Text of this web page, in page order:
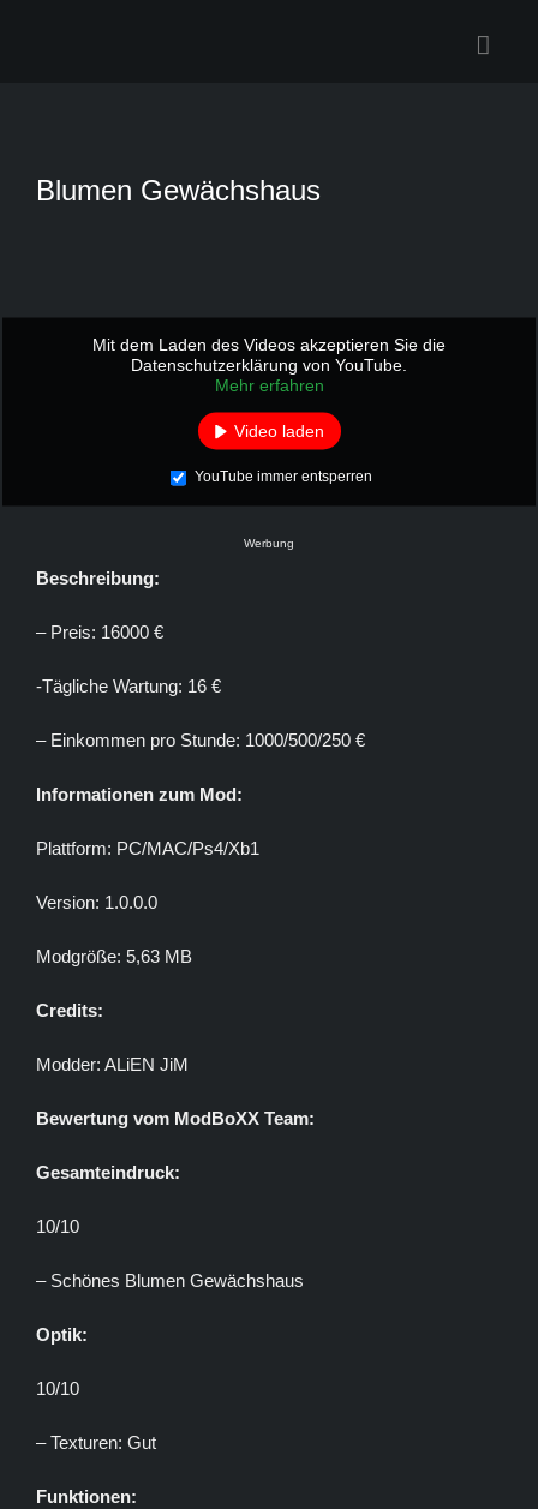
Blumen Gewächshaus
Mit dem Laden des Videos akzeptieren Sie die
Datenschutzerklärung von YouTube.
Mehr erfahren
Video laden
YouTube immer entsperren
Werbung
Beschreibung:
– Preis: 16000 €
-Tägliche Wartung: 16 €
– Einkommen pro Stunde: 1000/500/250 €
Informationen zum Mod:
Plattform: PC/MAC/Ps4/Xb1
Version: 1.0.0.0
Modgröße: 5,63 MB
Credits:
Modder: ALiEN JiM
Bewertung vom ModBoXX Team:
Gesamteindruck:
10/10
– Schönes Blumen Gewächshaus
Optik:
10/10
– Texturen: Gut
Funktionen: